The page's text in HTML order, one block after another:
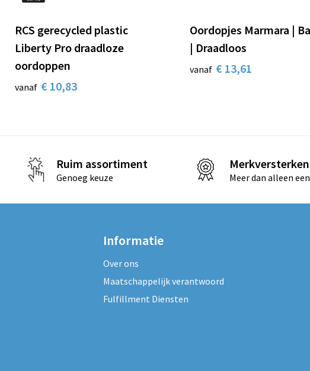
RCS gerecycled plastic
Liberty Pro draadloze
oordoppen
vanaf € 10,83
Oordopjes Marmara |
| Draadloos
vanaf € 13,61
Ruim assortiment
Genoeg keuze Meer dan alleen
Informatie
Over ons
Maatschappelijk verantwoord
Fulfillment Diensten